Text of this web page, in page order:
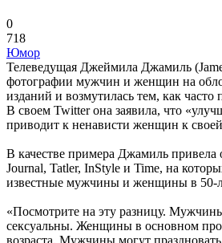
0
718
Юмор
Телеведущая Джеймила Джамиль
фотографии мужчин и женщин на
изданий и возмутилась тем, как
В своем Twitter она заявила, что
приводит к ненависти женщин к
В качестве примера Джамиль
Journal, Tatler, InStyle и Time, на
известные мужчины и женщины в 50-
«Посмотрите на эту разницу.
сексуальны. Женщины в основном
возраста. Мужчины могут